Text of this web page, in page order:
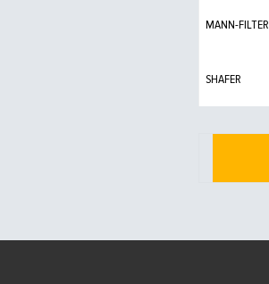
MANN-FILTER
SHAFER